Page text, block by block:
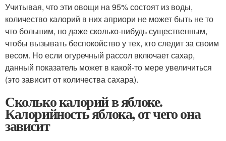
Учитывая, что эти овощи на 95% состоят из воды,
количество калорий в них априори не может быть не то
что большим, но даже сколько-нибудь существенным,
чтобы вызывать беспокойство у тех, кто следит за своим
весом. Но если огуречный рассол включает сахар,
данный показатель может в какой-то мере увеличиться
(это зависит от количества сахара).
Сколько калорий в яблоке.
Калорийность яблока, от чего она
зависит